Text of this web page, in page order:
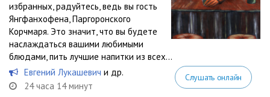
избранных, радуйтесь, ведь вы гость
Янгфанхофена, Паргоронского
Корчмаря. Это значит, что вы будете
наслаждаться вашими любимыми
блюдами, пить лучшие напитки из всех...
Евгений Лукашевич и др.
24 часа 14 минут
Слушать онлайн